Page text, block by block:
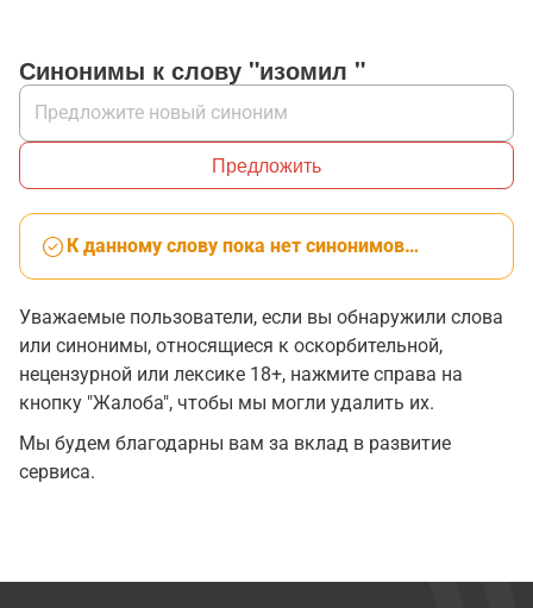
Синонимы к слову "изомил "
Предложить
К данному слову пока нет синонимов…
Уважаемые пользователи, если вы обнаружили слова
или синонимы, относящиеся к оскорбительной,
нецензурной или лексике 18+, нажмите справа на
кнопку "Жалоба", чтобы мы могли удалить их.
Мы будем благодарны вам за вклад в развитие
сервиса.